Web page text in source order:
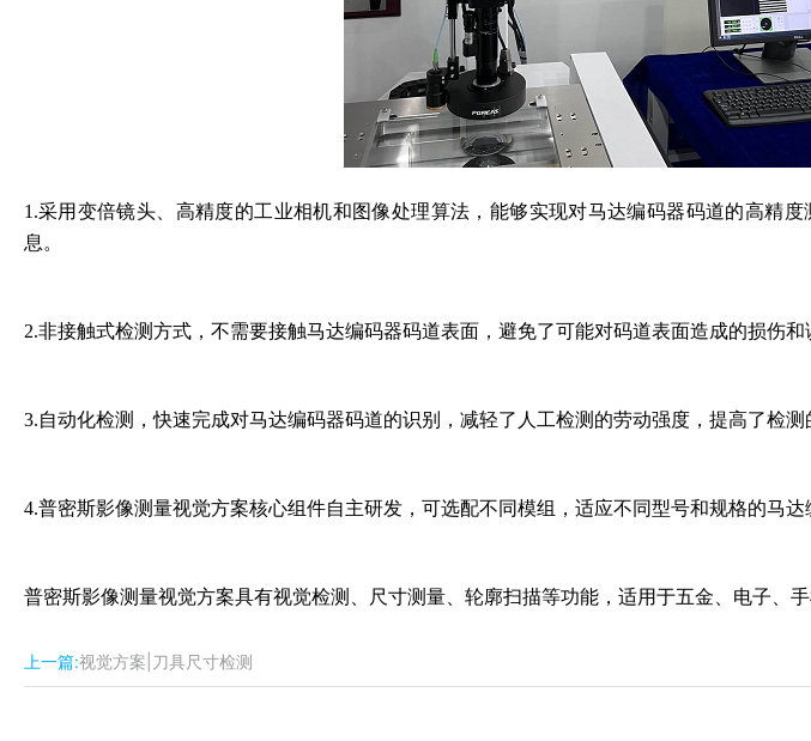
1.采用变倍镜头、高精度的工业相机和图像处理算法，能够实现对马达编码器码道的高精
息。
2.非接触式检测方式，不需要接触马达编码器码道表面，避免了可能对码道表面造成的损伤和
3.自动化检测，快速完成对马达编码器码道的识别，减轻了人工检测的劳动强度，提高了检测
4.普密斯影像测量视觉方案核心组件自主研发，可选配不同模组，适应不同型号和规格的马达
普密斯影像测量视觉方案具有视觉检测、尺寸测量、轮廓扫描等功能，适用于五金、电子、手
上一篇:视觉方案|刀具尺寸检测